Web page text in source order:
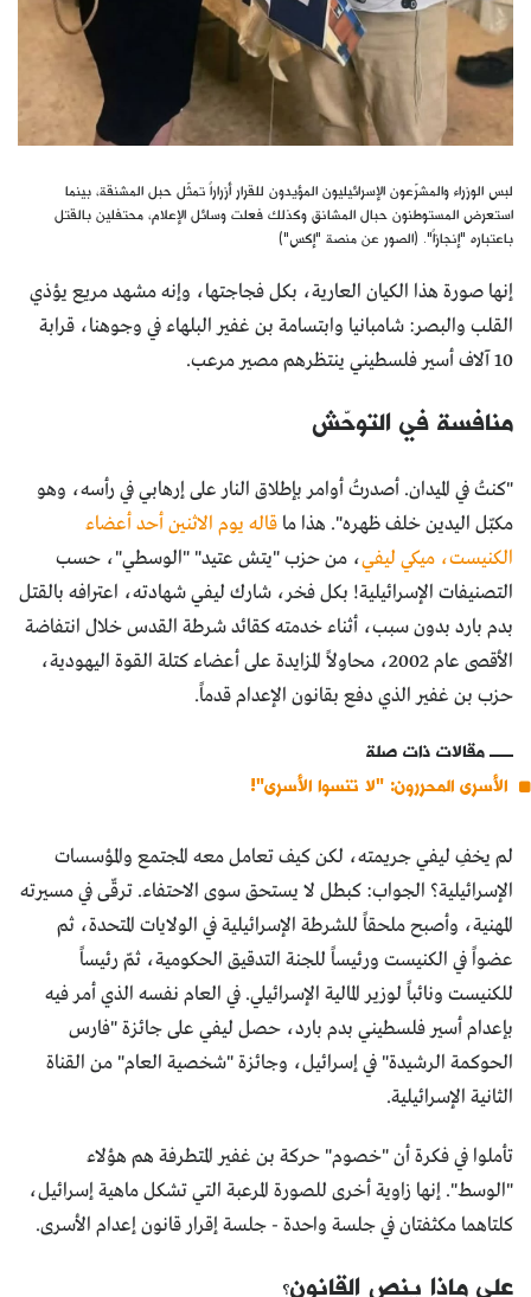
لبس الوزراء والمشرّعون الإسرائيليون المؤيدون للقرار أزراراً تمثّل حبل المشنقة، بينما
استعرض المستوطنون حبال المشانق وكذلك فعلت وسائل الإعلام، محتفلين بالقتل
باعتباره "إنجازاً". (الصور عن منصة "إكس")
إنها صورة هذا الكيان العارية، بكل فجاجتها، وإنه مشهد مريع يؤذي
القلب والبصر: شامبانيا وابتسامة بن غفير البلهاء في وجوهنا، قرابة
10 آلاف أسير فلسطيني ينتظرهم مصير مرعب.
منافسة في التوحّش
"كنتُ في الميدان. أصدرتُ أوامر بإطلاق النار على إرهابي في رأسه، وهو
مكبّل اليدين خلف ظهره". هذا ما قاله يوم الاثنين أحد أعضاء
الكنيست، ميكي ليفي، من حزب "يتش عتيد" "الوسطي"، حسب
التصنيفات الإسرائيلية! بكل فخر، شارك ليفي شهادته، اعترافه بالقتل
بدم بارد بدون سبب، أثناء خدمته كقائد شرطة القدس خلال انتفاضة
الأقصى عام 2002، محاولاً المزايدة على أعضاء كتلة القوة اليهودية،
حزب بن غفير الذي دفع بقانون الإعدام قدماً.
مقالات ذات صلة
الأسرى المحررون: "لا تنسوا الأسرى"!
لم يخفِ ليفي جريمته، لكن كيف تعامل معه المجتمع والمؤسسات
الإسرائيلية؟ الجواب: كبطل لا يستحق سوى الاحتفاء. ترقّى في مسيرته
المهنية، وأصبح ملحقاً للشرطة الإسرائيلية في الولايات المتحدة، ثم
عضواً في الكنيست ورئيساً للجنة التدقيق الحكومية، ثمّ رئيساً
للكنيست ونائباً لوزير المالية الإسرائيلي. في العام نفسه الذي أمر فيه
بإعدام أسير فلسطيني بدم بارد، حصل ليفي على جائزة "فارس
الحوكمة الرشيدة" في إسرائيل، وجائزة "شخصية العام" من القناة
الثانية الإسرائيلية.
تأملوا في فكرة أن "خصوم" حركة بن غفير المتطرفة هم هؤلاء
"الوسط". إنها زاوية أخرى للصورة المرعبة التي تشكل ماهية إسرائيل،
كلتاهما مكثفتان في جلسة واحدة - جلسة إقرار قانون إعدام الأسرى.
على ماذا ينص القانون؟